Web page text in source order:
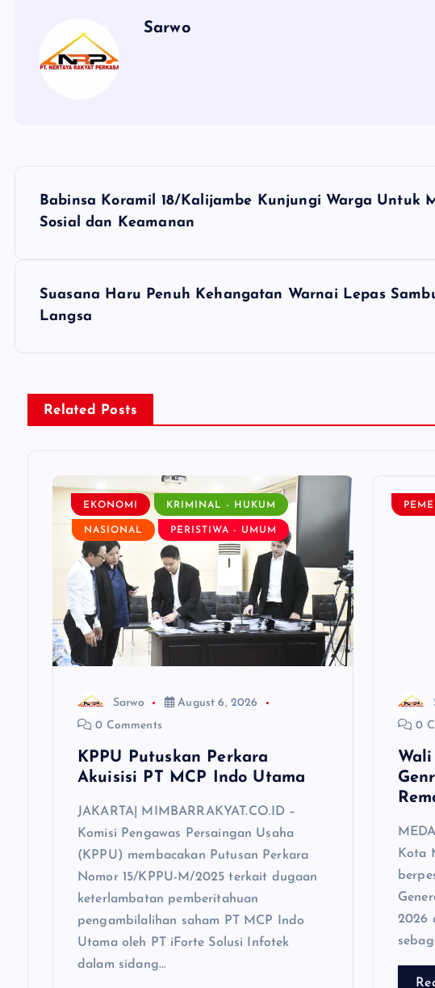
Sarwo
Babinsa Koramil 18/Kalijambe Kunjungi Warga Untuk
Sosial dan Keamanan
Suasana Haru Penuh Kehangatan Warnai Lepas
Langsa
Related Posts
EKONOMI KRIMINAL - HUKUM
NASIONAL PERISTIWA - UMUM
Sarwo
August 6, 2026
0 Comments
KPPU Putuskan Perkara
Akuisisi PT MCP Indo Utama
JAKARTA| MIMBARRAKYAT.CO.ID –
Komisi Pengawas Persaingan Usaha
(KPPU) membacakan Putusan Perkara
Nomor 15/KPPU-M/2025 terkait dugaan
keterlambatan pemberitahuan
pengambilalihan saham PT MCP Indo
Utama oleh PT iForte Solusi Infotek
dalam sidang…
0
Kota
2026